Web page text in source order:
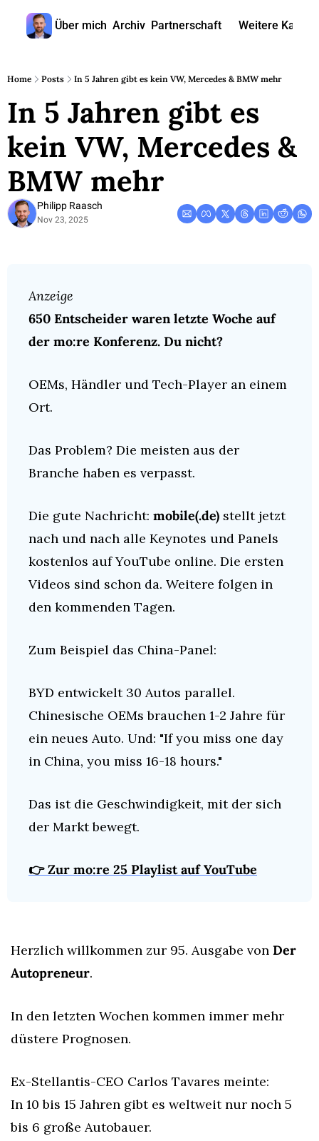
Über mich Archiv Partnerschaft Weitere Kanäle
Home Posts In 5 Jahren gibt es kein VW, Mercedes & BMW mehr
In 5 Jahren gibt es
kein VW, Mercedes &
BMW mehr
Philipp Raasch
Nov 23, 2025
Anzeige
650 Entscheider waren letzte Woche auf
der mo:re Konferenz. Du nicht?
OEMs, Händler und Tech-Player an einem
Ort.
Das Problem? Die meisten aus der
Branche haben es verpasst.
Die gute Nachricht: mobile(.de) stellt jetzt
nach und nach alle Keynotes und Panels
kostenlos auf YouTube online. Die ersten
Videos sind schon da. Weitere folgen in
den kommenden Tagen.
Zum Beispiel das China-Panel:
BYD entwickelt 30 Autos parallel.
Chinesische OEMs brauchen 1-2 Jahre für
ein neues Auto. Und: "If you miss one day
in China, you miss 16-18 hours."
Das ist die Geschwindigkeit, mit der sich
der Markt bewegt.
👉 Zur mo:re 25 Playlist auf YouTube
Herzlich willkommen zur 95. Ausgabe von Der
Autopreneur.
In den letzten Wochen kommen immer mehr
düstere Prognosen.
Ex-Stellantis-CEO Carlos Tavares meinte:
In 10 bis 15 Jahren gibt es weltweit nur noch 5
bis 6 große Autobauer.